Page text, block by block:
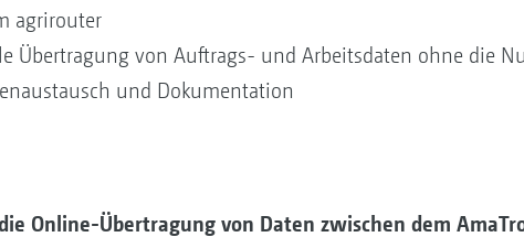
agrirouter
Übertragung von Auftrags- und Arbeitsdaten ohne die
und Dokumentation
Online-Übertragung von Daten zwischen dem